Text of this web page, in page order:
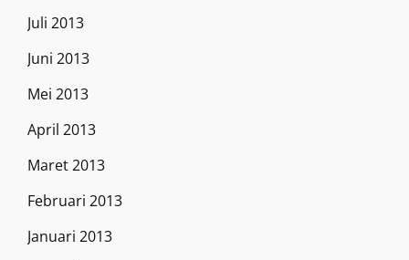
Juli 2013
Juni 2013
Mei 2013
April 2013
Maret 2013
Februari 2013
Januari 2013